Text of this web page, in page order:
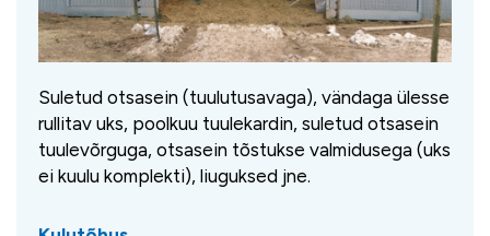
Suletud otsasein (tuulutusavaga), vändaga ülesse
rullitav uks, poolkuu tuulekardin, suletud otsasein
tuulevõrguga, otsasein tõstukse valmidusega (uks
ei kuulu komplekti), liuguksed jne.